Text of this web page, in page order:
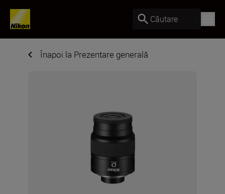
Căutare
Înapoi la Prezentare generală